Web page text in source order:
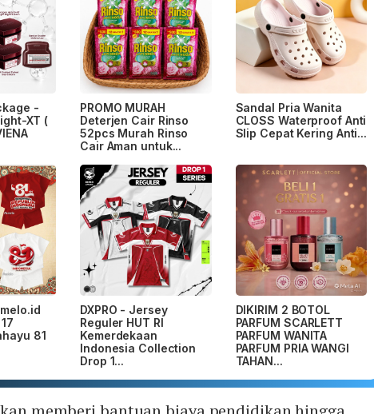
-
XT (
PROMO MURAH
Deterjen Cair Rinso
52pcs Murah Rinso
Cair Aman untuk...
Sandal Pria Wanita
CLOSS Waterproof Anti
Slip Cepat Kering Anti...
81
DXPRO - Jersey
Reguler HUT RI
Kemerdekaan
Indonesia Collection
Drop 1...
DIKIRIM 2 BOTOL
PARFUM SCARLETT
PARFUM WANITA
PARFUM PRIA WANGI
TAHAN...